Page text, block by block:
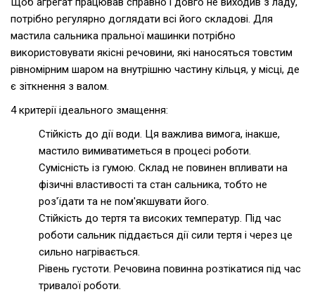
потрібно регулярно доглядати всі його складові. Для
мастила сальника пральної машинки потрібно
використовувати якісні речовини, які наносяться товстим
рівномірним шаром на внутрішню частину кільця, у місці, де
є зіткнення з валом.
4 критерії ідеального змащення:
Стійкість до дії води. Ця важлива вимога, інакше,
мастило вимиватиметься в процесі роботи.
Сумісність із гумою. Склад не повинен впливати на
фізичні властивості та стан сальника, тобто не
роз'їдати та не пом'якшувати його.
Стійкість до тертя та високих температур. Під час
роботи сальник піддається дії сили тертя і через це
сильно нагрівається.
Рівень густоти. Речовина повинна розтікатися під час
тривалої роботи.